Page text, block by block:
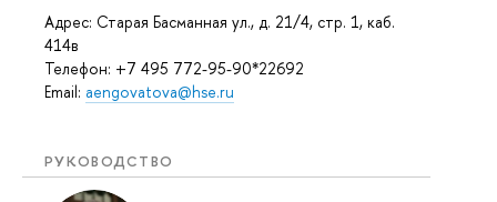
Адрес: Старая Басманная ул., д. 21/4, стр. 1, каб.
414в
Телефон: +7 495 772-95-90*22692
Email: aengovatova@hse.ru
РУКОВОДСТВО